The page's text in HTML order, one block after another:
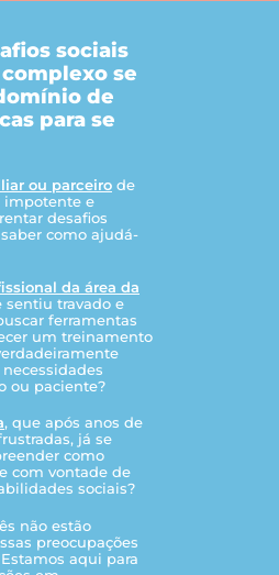
sociais
se
de
para se
ou parceiro de
impotente e
desafios
como ajudá-
da área da
sentiu travado e
ferramentas
um treinamento
ou paciente?
, que após anos de
já se
como
com vontade de
sociais?
não estão
preocupações
aqui para